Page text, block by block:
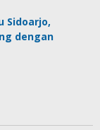
Sidoarjo,
dengan